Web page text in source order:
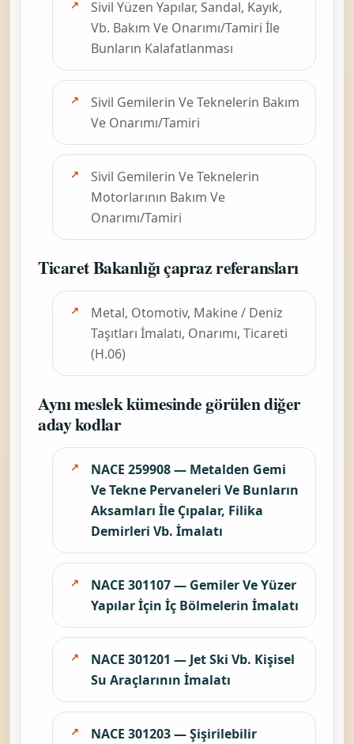
Sivil Yüzen Yapılar, Sandal, Kayık,
Vb. Bakım Ve Onarımı/Tamiri İle
Bunların Kalafatlanması
Sivil Gemilerin Ve Teknelerin Bakım
Ve Onarımı/Tamiri
Sivil Gemilerin Ve Teknelerin
Motorlarının Bakım Ve
Onarımı/Tamiri
Ticaret Bakanlığı çapraz referansları
Metal, Otomotiv, Makine / Deniz
Taşıtları İmalatı, Onarımı, Ticareti
(H.06)
Aynı meslek kümesinde görülen diğer
aday kodlar
NACE 259908 — Metalden Gemi
Ve Tekne Pervaneleri Ve Bunların
Aksamları İle Çıpalar, Filika
Demirleri Vb. İmalatı
NACE 301107 — Gemiler Ve Yüzer
Yapılar İçin İç Bölmelerin İmalatı
NACE 301201 — Jet Ski Vb. Kişisel
Su Araçlarının İmalatı
NACE 301203 — Şişirilebilir